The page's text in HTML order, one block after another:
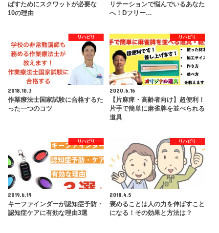
ばすためにスクワットが必要な
10の理由
リテーションで悩んでいるあなた
へ！Dフリー…
リハビリ
2018.10.3
作業療法士国家試験に合格するた
った一つのコツ
リハビリ
2020.6.16
【片麻痺・高齢者向け】超便利！
片手で簡単に麻雀牌を並べられる
道具
リハビリ
2019.6.19
キーファインダーが認知症予防・
認知症ケアに有効な理由3選
リハビリ
2018.4.5
褒めることは人の力を伸ばすこと
になる！その効果と方法は？